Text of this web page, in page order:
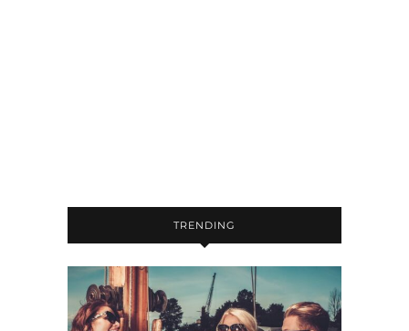
TRENDING